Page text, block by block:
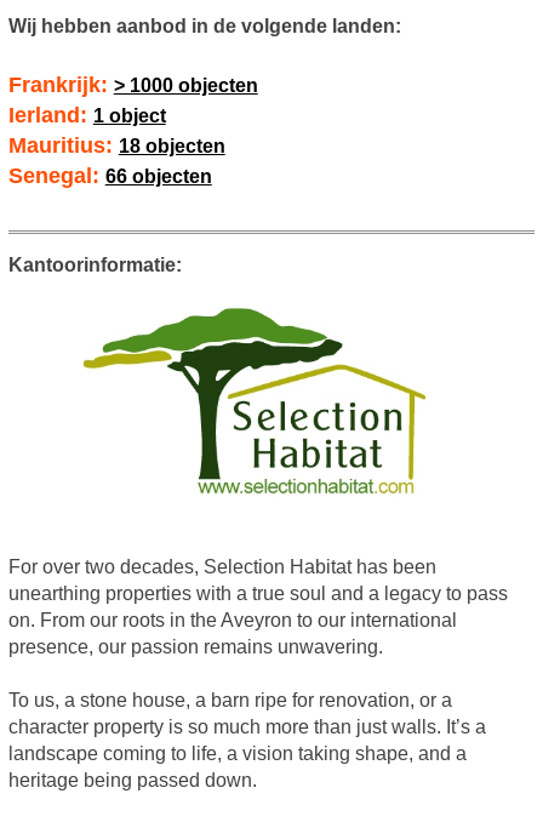
Wij hebben aanbod in de volgende landen:
Frankrijk: > 1000 objecten
Ierland: 1 object
Mauritius: 18 objecten
Senegal: 66 objecten
Kantoorinformatie:
For over two decades, Selection Habitat has been
unearthing properties with a true soul and a legacy to pass
on. From our roots in the Aveyron to our international
presence, our passion remains unwavering.
To us, a stone house, a barn ripe for renovation, or a
character property is so much more than just walls. It’s a
landscape coming to life, a vision taking shape, and a
heritage being passed down.